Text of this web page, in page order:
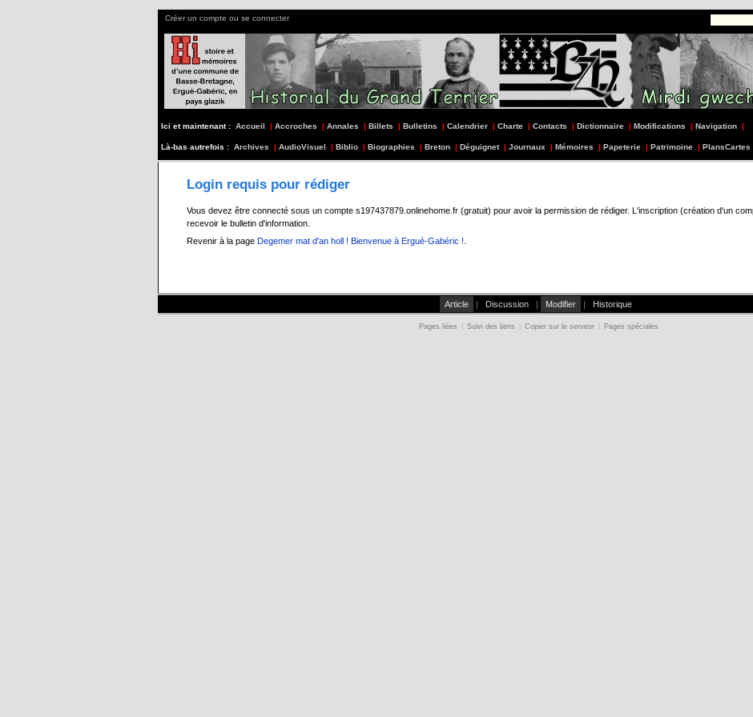
Créer un compte ou se connecter
Ici et maintenant : Accueil | Accroches | Annales | Billets | Bulletins | Calendrier | Charte | Contacts | Dictionnaire | Modifications | Navigation |
Là-bas autrefois : Archives | AudioVisuel | Biblio | Biographies | Breton | Déguignet | Journaux | Mémoires | Papeterie | Patrimoine | PlansCartes
Login requis pour rédiger
Vous devez être connecté sous un compte s197437879.onlinehome.fr (gratuit) pour avoir la permission de rédiger. L'inscription (création d'un
recevoir le bulletin d'information.
Revenir à la page Degemer mat d'an holl ! Bienvenue à Ergué-Gabéric !
Article | Discussion | Modifier | Historique
Pages liées Suivi des liens Copier sur le serveur Pages spéciales